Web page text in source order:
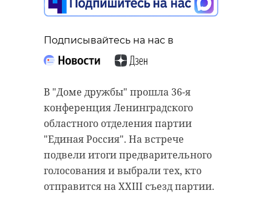
Подписывайтесь на нас в
В "Доме дружбы" прошла 36-я
конференция Ленинградского
областного отделения партии
"Единая Россия". На встрече
подвели итоги предварительного
голосования и выбрали тех, кто
отправится на XXIII съезд партии.
Подписывайтесь на нас в
В Ленинградской области
цифровые сервисы и единые
платежные системы все сильнее
входят в повседневную жизнь
Подписывайтесь на нас в
В Петербурге полицейские
задержали 20-летнего местного
жителя, которого подозревают в
нападении с перцовым
баллончиком на прохожего в